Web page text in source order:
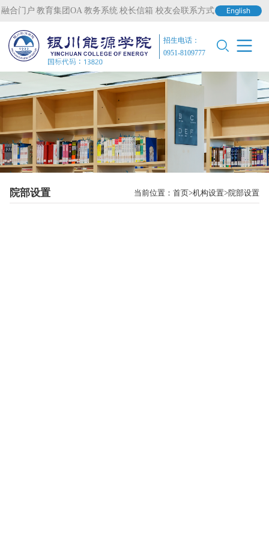
融合门户 教育集团OA 教务系统 校长信箱 校友会联系方式 English
招生电话：
0951-8109777
院部设置 当前位置：首页 机构设置 院部设置